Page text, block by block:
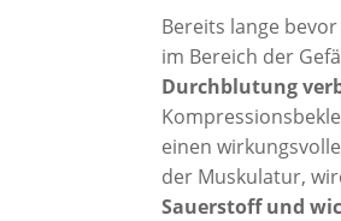
Bereits lange
im Bereich der
Durchblutung
einen
der Muskulatur,
Sauerstoff und